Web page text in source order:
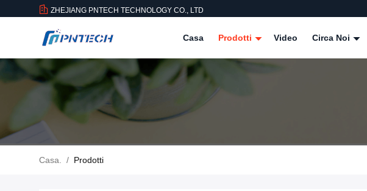
ZHEJIANG PNTECH TECHNOLOGY CO., LTD
Casa Prodotti Video Circa Noi
Casa. / Prodotti